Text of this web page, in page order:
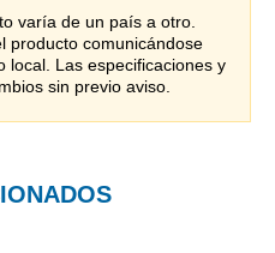
varía de un país a otro.
producto comunicándose
local. Las especificaciones y
sin previo aviso.